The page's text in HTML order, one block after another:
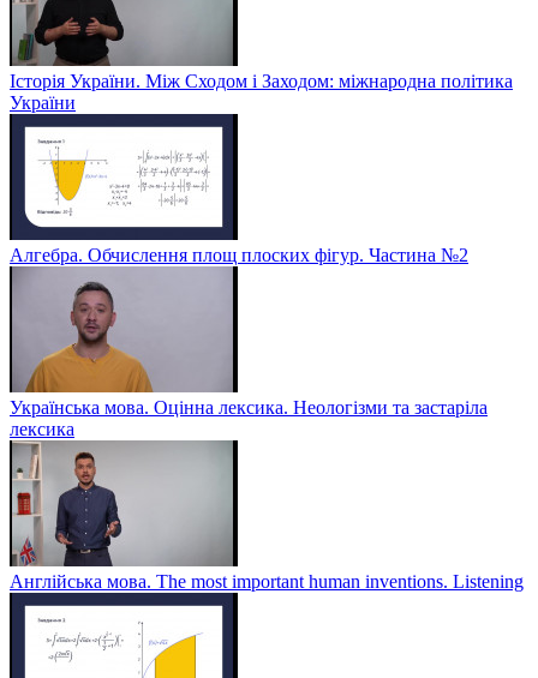
Історія України. Між Сходом і Заходом: міжнародна політика
України
Алгебра. Обчислення площ плоских фігур. Частина №2
Українська мова. Оцінна лексика. Неологізми та застаріла
лексика
Англійська мова. The most important human inventions. Listening